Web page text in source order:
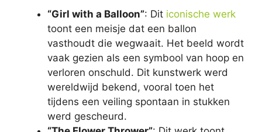
“Girl with a Balloon”: Dit iconische werk
toont een meisje dat een ballon
vasthoudt die wegwaait. Het beeld wordt
vaak gezien als een symbool van hoop en
verloren onschuld. Dit kunstwerk werd
wereldwijd bekend, vooral toen het
tijdens een veiling spontaan in stukken
werd gescheurd.